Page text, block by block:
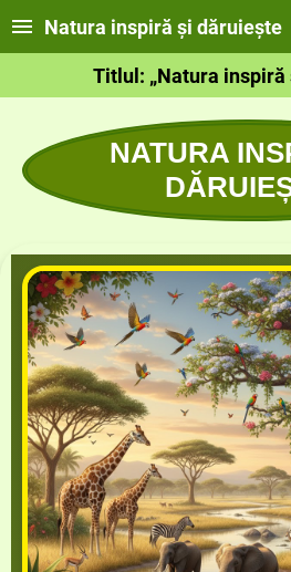
Natura inspiră și dăruiește
Titlul: „Natura inspiră
NATURA